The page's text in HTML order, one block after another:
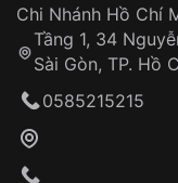
Khách
Đồng hành
trình sử
Chi Nhánh Hồ Chí
Tầng 1, 34
Sài Gòn, TP. Hồ
0585215215